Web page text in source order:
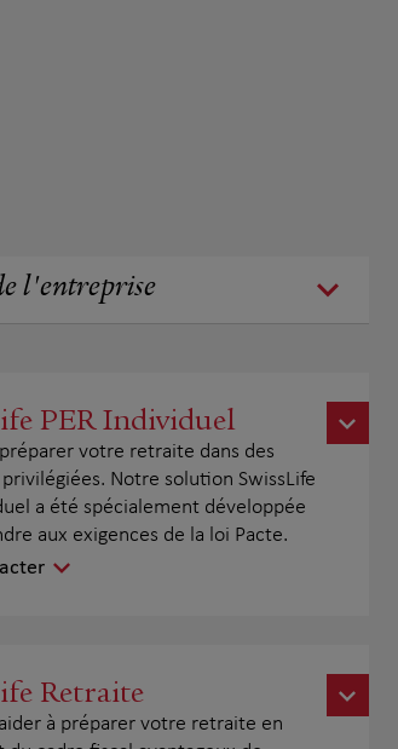
l'entreprise
PER Individuel
votre retraite dans des
Notre solution SwissLife
a été spécialement développée
aux exigences de la loi Pacte.
Retraite
à préparer votre retraite en